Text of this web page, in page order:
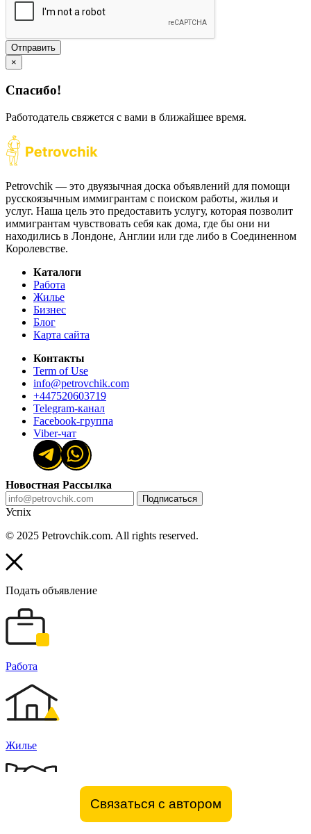
Связаться с автором
Отправить
×
Спасибо!
Работодатель свяжется с вами в ближайшее время.
Petrovchik — это двуязычная доска объявлений для помощи
русскоязычным иммигрантам с поиском работы, жилья и
услуг. Наша цель это предоставить услугу, которая позволит
иммигрантам чувствовать себя как дома, где бы они ни
находились в Лондоне, Англии или где либо в Соединенном
Королевстве.
Каталоги
Работа
Жилье
Бизнес
Блог
Карта сайта
Контакты
Term of Use
info@petrovchik.com
+447520603719
Telegram-канал
Facebook-группа
Viber-чат
Новостная Рассылка
Подписаться
Успіх
© 2025 Petrovchik.com. All rights reserved.
Подать объявление
Работа
Жилье